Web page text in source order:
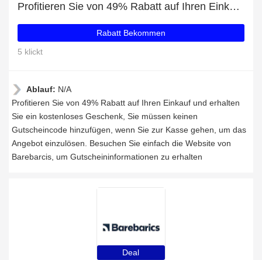
Profitieren Sie von 49% Rabatt auf Ihren Einkauf und erhalten Sie ein kostenloses Geschenk
Rabatt Bekommen
5 klickt
Ablauf: N/A
Profitieren Sie von 49% Rabatt auf Ihren Einkauf und erhalten
Sie ein kostenloses Geschenk, Sie müssen keinen
Gutscheincode hinzufügen, wenn Sie zur Kasse gehen, um das
Angebot einzulösen. Besuchen Sie einfach die Website von
Barebarcis, um Gutscheininformationen zu erhalten
Deal